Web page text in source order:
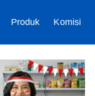
Produk Komisi